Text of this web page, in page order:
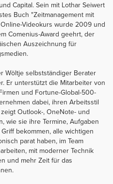
Capital. Sein mit Lothar Seiwert
Buch "Zeitmanagement mit
Videokurs wurde 2009 und
Comenius-Award geehrt, der
Auszeichnung für
Wöltje selbstständiger Berater
Er unterstützt die Mitarbeiter von
und Fortune-Global-500-
dabei, ihren Arbeitsstil
Outlook-, OneNote- und
wie sie ihre Termine, Aufgaben
bekommen, alle wichtigen
parat haben, im Team
mit moderner Technik
und mehr Zeit für das